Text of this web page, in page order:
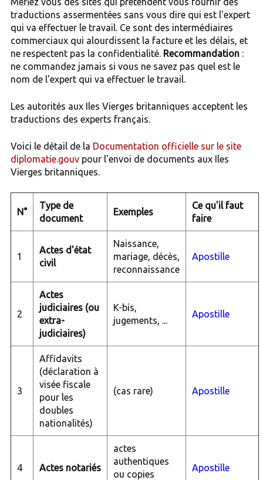
traductions assermentées sans vous dire qui est l'expert
qui va effectuer le travail. Ce sont des intermédiaires
commerciaux qui alourdissent la facture et les délais, et
ne respectent pas la confidentialité. Recommandation:
ne commandez jamais si vous ne savez pas quel est le
nom de l'expert qui va effectuer le travail.
Les autorités aux Iles Vierges britanniques acceptent les
traductions des experts français.
Voici le détail de la Documentation officielle sur le site
diplomatie.gouvpour l'envoi de documents aux Iles
Vierges britanniques.
N°
Type de
document
Exemples
Ce qu'il faut
faire
1
Actes d'état
civil
Naissance,
mariage, décès,
reconnaissance
Apostille
2
Actes
judiciaires (ou
extra-
judiciaires)
K-bis,
jugements, ...
Apostille
3
Affidavits
(déclaration à
visée fiscale
pour les
doubles
nationalités)
(cas rare) Apostille
4 Actes notariés
actes
authentiques
ou copies
Apostille